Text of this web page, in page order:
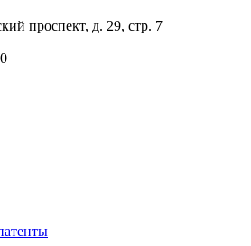
проспект, д. 29, стр. 7